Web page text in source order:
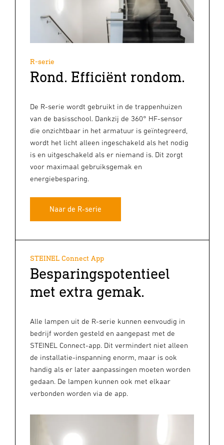
R-serie
Rond. Efficiënt rondom.
De R-serie wordt gebruikt in de trappenhuizen
van de basisschool. Dankzij de 360° HF-sensor
die onzichtbaar in het armatuur is geïntegreerd,
wordt het licht alleen ingeschakeld als het nodig
is en uitgeschakeld als er niemand is. Dit zorgt
voor maximaal gebruiksgemak en
energiebesparing.
Naar de R-serie
STEINEL Connect App
Besparingspotentieel
met extra gemak.
Alle lampen uit de R-serie kunnen eenvoudig in
bedrijf worden gesteld en aangepast met de
STEINEL Connect-app. Dit vermindert niet alleen
de installatie-inspanning enorm, maar is ook
handig als er later aanpassingen moeten worden
gedaan. De lampen kunnen ook met elkaar
verbonden worden via de app.